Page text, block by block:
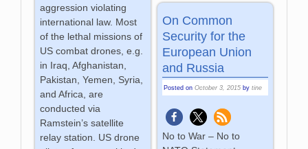
aggression violating
international law. Most
of the lethal missions of
US combat drones, e.g.
in Iraq, Afghanistan,
Pakistan, Yemen, Syria,
and Africa, are
conducted via
Ramstein’s satellite
relay station. US drone
On Common
Security for the
European Union
and Russia
Posted on October 3, 2015 by tine
No to War – No to